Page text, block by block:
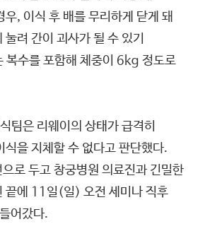
우, 이식 후 배를 무리하게 닫게 돼
려 간이 괴사가 될 수 있기
복수를 포함해 체중이 6kg 정도로
팀은 리웨이의 상태가 급격히
식을 지체할 수 없다고 판단했다.
로 두고 창궁병원 의료진과 긴밀한
끝에 11일(일) 오전 세미나 직후
어갔다.